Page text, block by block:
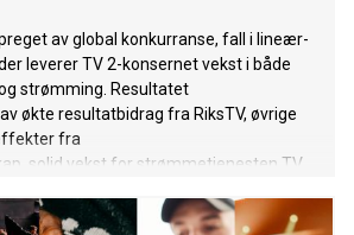
av global konkurranse, fall i lineær-
leverer TV 2-konsernet vekst i både
strømming. Resultatet
økte resultatbidrag fra RiksTV, øvrige
fra
solid vekst for strømmetjenesten TV